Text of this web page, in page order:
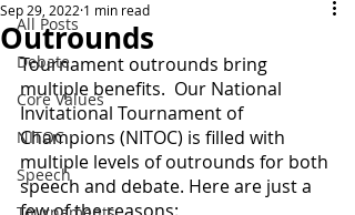
All Posts
Debate
Core Values
NITOC
Speech
Outrounds
Sep 29, 2022 1 min read
Tournament outrounds bring
multiple benefits.  Our National
Invitational Tournament of
Champions (NITOC) is filled with
multiple levels of outrounds for both
speech and debate. Here are just a